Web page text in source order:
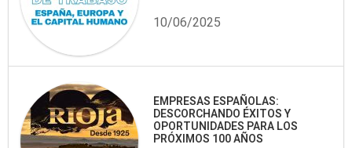
10/06/2025
EMPRESAS ESPAÑOLAS:
DESCORCHANDO ÉXITOS Y
OPORTUNIDADES PARA LOS
PRÓXIMOS 100 AÑOS